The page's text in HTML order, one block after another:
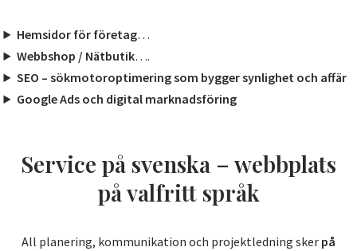
Hemsidor för företag…
Webbshop / Nätbutik….
SEO – sökmotoroptimering som bygger synlighet och affär
Google Ads och digital marknadsföring
Service på svenska – webbplats
på valfritt språk
All planering, kommunikation och projektledning sker på